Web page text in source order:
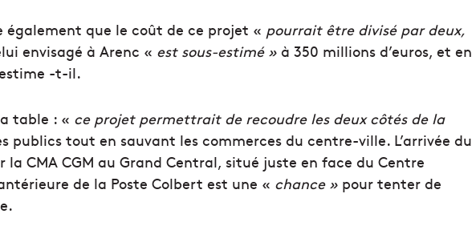
également que le coût de ce projet « pourrait être divisé par deux,
envisagé à Arenc « est sous-estimé » à 350 millions d’euros, et en
-t-il.
table : « ce projet permettrait de recoudre les deux côtés de la
publics tout en sauvant les commerces du centre-ville. L’arrivée du
CMA CGM au Grand Central, situé juste en face du Centre
de la Poste Colbert est une « chance » pour tenter de